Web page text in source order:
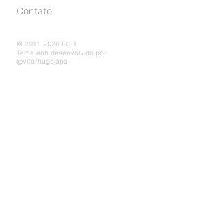
Contato
© 2011-2026 EOH
Tema eoh desenvolvido por
@vitorhugojapa